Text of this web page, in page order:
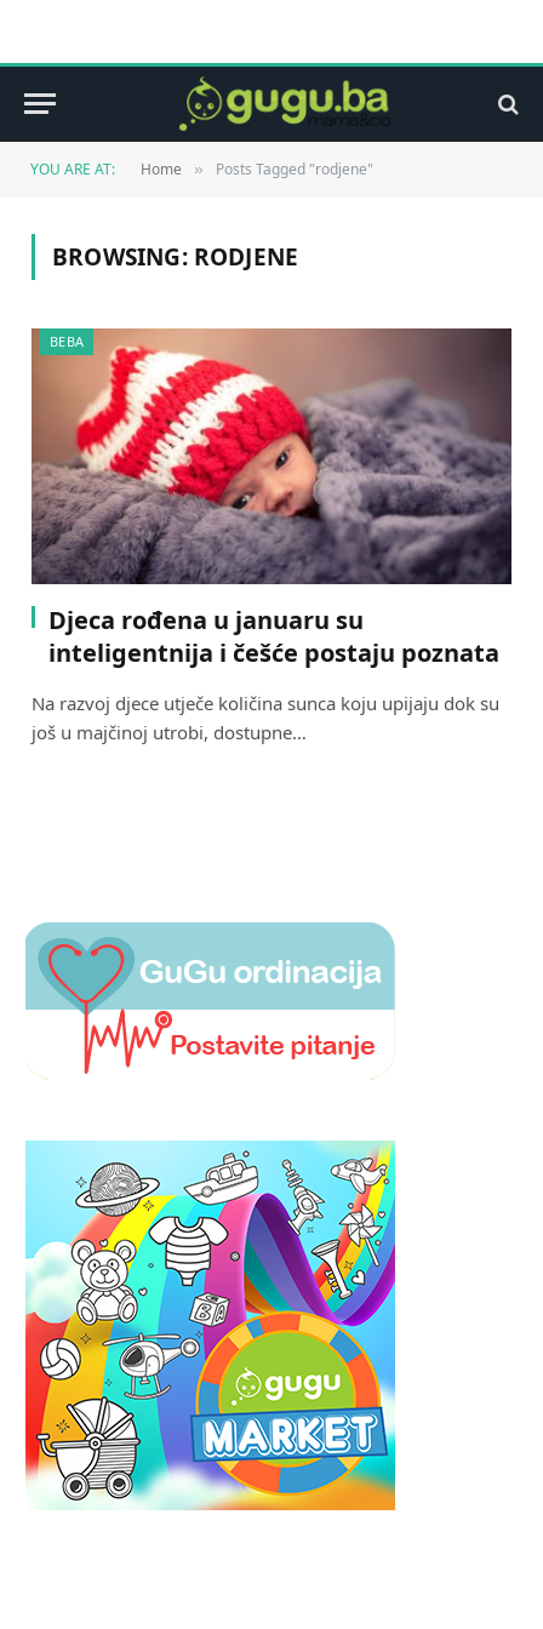
YOU ARE AT: Home » Posts Tagged "rodjene"
BROWSING: RODJENE
BEBA
Djeca rođena u januaru su
inteligentnija i češće postaju poznata
Na razvoj djece utječe količina sunca koju upijaju dok su
još u majčinoj utrobi, dostupne…